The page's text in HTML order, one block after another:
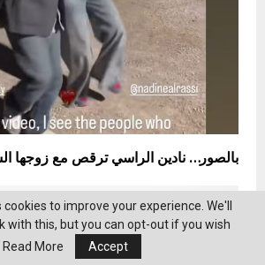
بالصور… نادين الراسي ترقص مع زوجها
to improve your experience. We'll
with this, but you can opt-out if you wish.
Accept
Read More